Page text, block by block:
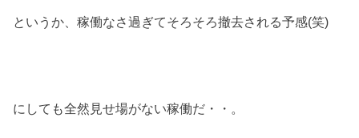
というか、稼働なさ過ぎてそろそろ撤去される予感(笑)
にしても全然見せ場がない稼働だ・・。